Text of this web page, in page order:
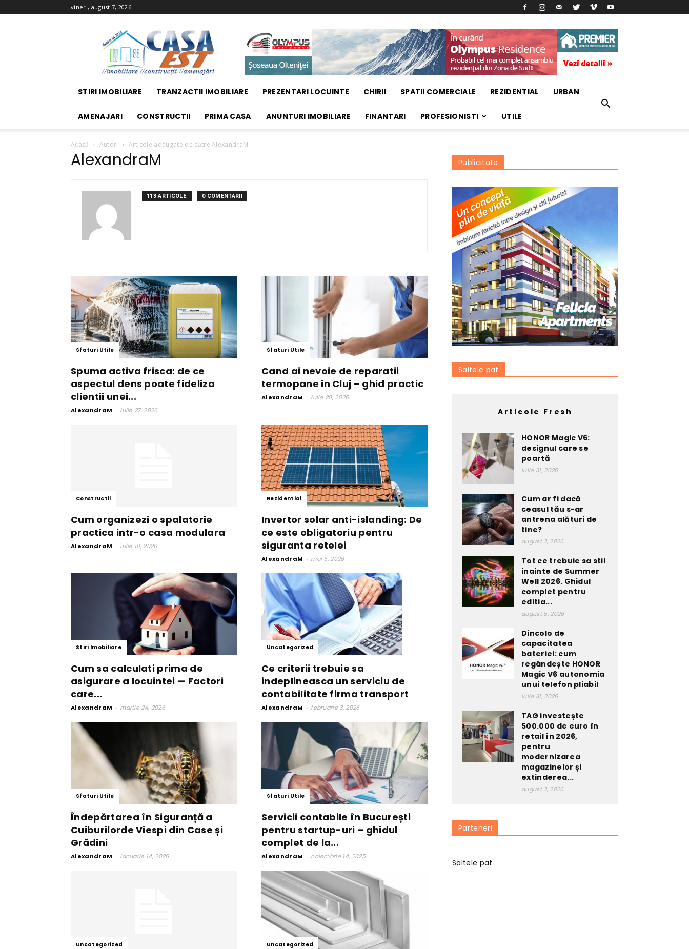
vineri, august 7, 2026
EST
STIRI IMOBILIARE TRANZACTII IMOBILIARE PREZENTARI LOCUINTE CHIRII SPATII COMERCIALE REZIDENTIAL URBAN
AMENAJARI CONSTRUCTII PRIMA CASA ANUNTURI IMOBILIARE FINANTARI PROFESIONISTI UTILE
Acasă Autori Articole adaugate de către AlexandraM
AlexandraM
113 ARTICOLE 0 COMENTARII
Sfaturi Utile
Spuma activa frisca: de ce
aspectul dens poate fideliza
clientii unei...
AlexandraM - iulie 27, 2026
Sfaturi Utile
Cand ai nevoie de reparatii
termopane in Cluj – ghid practic
AlexandraM - iulie 20, 2026
Constructii
Cum organizezi o spalatorie
practica intr-o casa modulara
AlexandraM - iulie 10, 2026
Rezidential
Invertor solar anti-islanding: De
ce este obligatoriu pentru
siguranta retelei
AlexandraM - mai 5, 2026
Stiri Imobiliare
Cum sa calculati prima de
asigurare a locuintei — Factori
care...
AlexandraM - martie 24, 2026
Uncategorized
Ce criterii trebuie sa
indeplineasca un serviciu de
contabilitate firma transport
AlexandraM - februarie 3, 2026
Sfaturi Utile
Îndepărtarea în Siguranță a
Cuiburilorde Viespi din Case și
Grădini
AlexandraM - ianuarie 14, 2026
Sfaturi Utile
Servicii contabile în București
pentru startup-uri – ghidul
complet de la...
AlexandraM - noiembrie 14, 2025
Uncategorized Uncategorized
Publicitate
Saltele pat
Articole Fresh
HONOR Magic V6:
designul care se
poartă
iulie 31, 2026
Cum ar fi dacă
ceasul tău s-ar
antrena alături de
tine?
august 3, 2026
Tot ce trebuie sa stii
inainte de Summer
Well 2026. Ghidul
complet pentru
editia...
august 5, 2026
Dincolo de
capacitatea
bateriei: cum
regândește HONOR
Magic V6 autonomia
unui telefon pliabil
iulie 31, 2026
TAG investește
500.000 de euro în
retail în 2026,
pentru
modernizarea
magazinelor și
extinderea...
august 3, 2026
Parteneri
Saltele pat